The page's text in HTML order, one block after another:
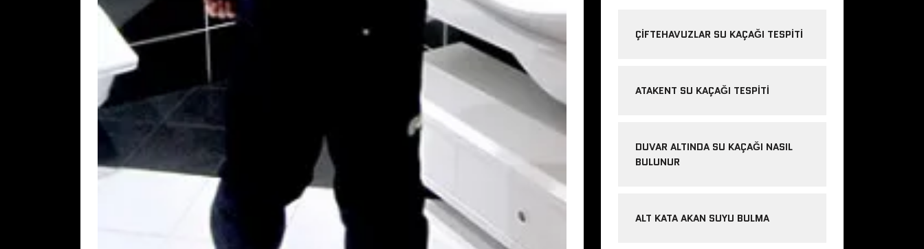
ÇIFTEHAVUZLAR SU KAÇAĞI TESPITI
ATAKENT SU KAÇAĞI TESPITI
DUVAR ALTINDA SU KAÇAĞI NASIL
BULUNUR
ALT KATA AKAN SUYU BULMA